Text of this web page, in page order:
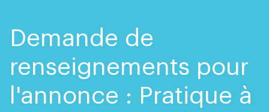
Demande de
renseignements pour
l'annonce : Pratique à